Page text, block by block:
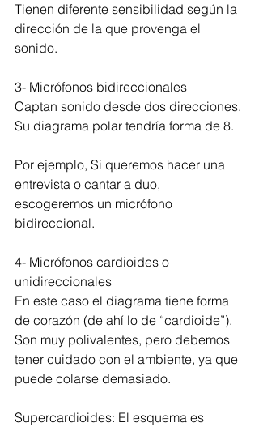
Tienen diferente sensibilidad según la
dirección de la que provenga el
sonido.
3- Micrófonos bidireccionales
Captan sonido desde dos direcciones.
Su diagrama polar tendría forma de 8.
Por ejemplo, Si queremos hacer una
entrevista o cantar a duo,
escogeremos un micrófono
bidireccional.
4- Micrófonos cardioides o
unidireccionales
En este caso el diagrama tiene forma
de corazón (de ahí lo de “cardioide”).
Son muy polivalentes, pero debemos
tener cuidado con el ambiente, ya que
puede colarse demasiado.
Supercardioides: El esquema es